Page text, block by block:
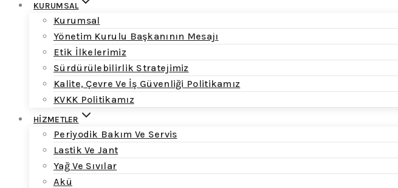
KURUMSAL
Kurumsal
Yönetim Kurulu Başkanının Mesajı
Etik İlkelerimiz
Sürdürülebilirlik Stratejimiz
Kalite, Çevre Ve İş Güvenliği Politikamız
KVKK Politikamız
HİZMETLER
Periyodik Bakım Ve Servis
Lastik Ve Jant
Yağ Ve Sıvılar
Akü